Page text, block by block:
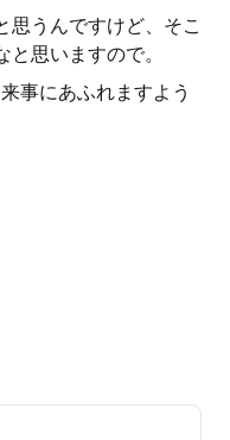
思うんですけど、そこ
思いますので。
事にあふれますよう